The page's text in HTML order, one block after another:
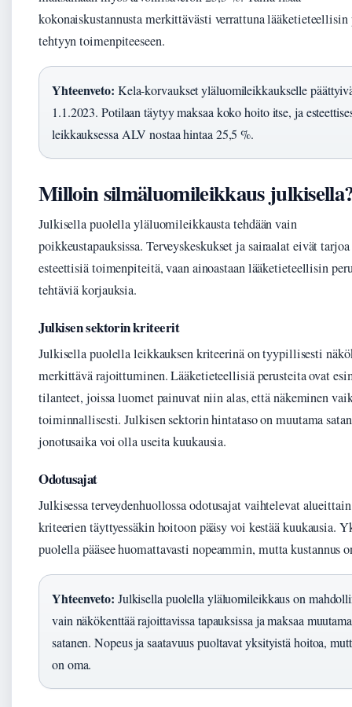
kokonaiskustannusta merkittävästi verrattuna lääketieteellisin
tehtyyn toimenpiteeseen.
Yhteenveto: Kela-korvaukset yläluomileikkaukselle
1.1.2023. Potilaan täytyy maksaa koko hoito itse, ja
leikkauksessa ALV nostaa hintaa 25,5 %.
Milloin silmäluomileikkaus
Julkisella puolella yläluomileikkausta tehdään vain
poikkeustapauksissa. Terveyskeskukset ja sairaalat eivät tarjoa
esteettisiä toimenpiteitä, vaan ainoastaan lääketieteellisin
tehtäviä korjauksia.
Julkisen sektorin kriteerit
Julkisella puolella leikkauksen kriteerinä on tyypillisesti
merkittävä rajoittuminen. Lääketieteellisiä perusteita ovat
tilanteet, joissa luomet painuvat niin alas, että näkeminen
toiminnallisesti. Julkisen sektorin hintataso on muutama
jonotusaika voi olla useita kuukausia.
Odotusajat
Julkisessa terveydenhuollossa odotusajat vaihtelevat
kriteerien täyttyessäkin hoitoon pääsy voi kestää kuukausia.
puolella pääsee huomattavasti nopeammin, mutta kustannus
Yhteenveto: Julkisella puolella yläluomileikkaus on
vain näkökenttää rajoittavissa tapauksissa ja maksaa
satanen. Nopeus ja saatavuus puoltavat yksityistä hoitoa,
on oma.